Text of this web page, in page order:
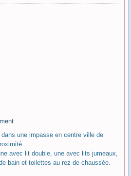
une impasse en centre ville de
avec lit double, une avec lits jumeaux,
bain et toilettes au rez de chaussée.